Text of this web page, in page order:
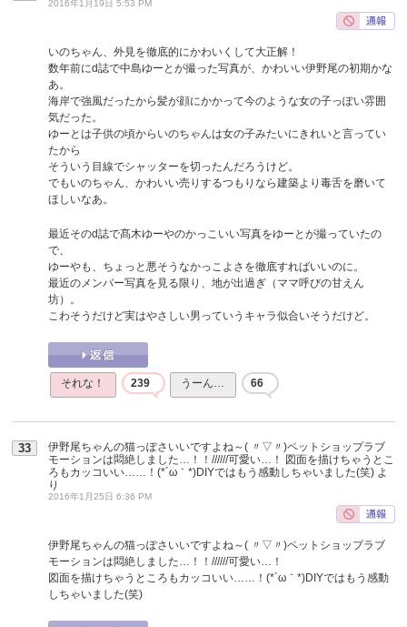
2016年1月19日 5:53 PM
いのちゃん、外見を徹底的にかわいくして大正解！
数年前にd誌で中島ゆーとが撮った写真が、かわいい伊野尾の初期かな
あ。
海岸で強風だったから髪が顔にかかって今のような女の子っぽい雰囲
気だった。
ゆーとは子供の頃からいのちゃんは女の子みたいにきれいと言ってい
たから
そういう目線でシャッターを切ったんだろうけど。
でもいのちゃん、かわいい売りするつもりなら建築より毒舌を磨いて
ほしいなあ。
最近そのd誌で髙木ゆーやのかっこいい写真をゆーとが撮っていたの
で、
ゆーやも、ちょっと悪そうなかっこよさを徹底すればいいのに。
最近のメンバー写真を見る限り、地が出過ぎ（ママ呼びの甘えん
坊）。
こわそうだけど実はやさしい男っていうキャラ似合いそうだけど。
それな！ 239 うーん… 66
33
伊野尾ちゃんの猫っぽさいいですよね～( 〃▽〃)ペットショップラブ
モーションは悶絶しました…！！//////可愛い…！ 図面を描けちゃうとこ
ろもカッコいい……！(*´ω｀*)DIYではもう感動しちゃいました(笑) よ
り
2016年1月25日 6:36 PM
伊野尾ちゃんの猫っぽさいいですよね～( 〃▽〃)ペットショップラブ
モーションは悶絶しました…！！//////可愛い…！
図面を描けちゃうところもカッコいい……！(*´ω｀*)DIYではもう感動
しちゃいました(笑)